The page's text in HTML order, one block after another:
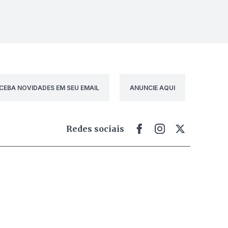
NOVIDADES EM SEU EMAIL ANUNCIE AQUI
Redes sociais